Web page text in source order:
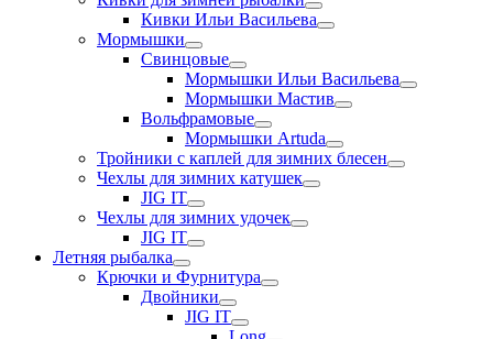
Кивки Ильи Васильева
Мормышки
Свинцовые
Мормышки Ильи Васильева
Мормышки Мастив
Вольфрамовые
Мормышки Artuda
Тройники с каплей для зимних блесен
Чехлы для зимних катушек
JIG IT
Чехлы для зимних удочек
JIG IT
Летняя рыбалка
Крючки и Фурнитура
Двойники
JIG IT